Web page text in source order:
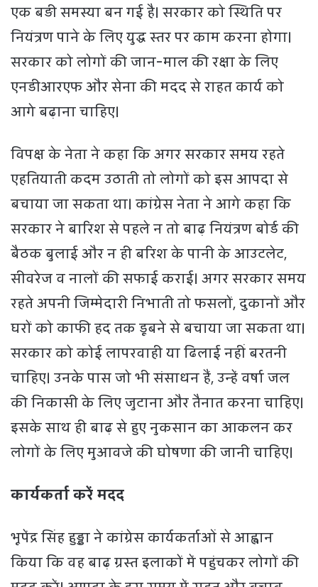
एक बड़ी समस्या बन गई है। सरकार को स्थिति पर
नियंत्रण पाने के लिए युद्ध स्तर पर काम करना होगा।
सरकार को लोगों की जान-माल की रक्षा के लिए
एनडीआरएफ और सेना की मदद से राहत कार्य को
आगे बढ़ाना चाहिए।
विपक्ष के नेता ने कहा कि अगर सरकार समय रहते
एहतियाती कदम उठाती तो लोगों को इस आपदा से
बचाया जा सकता था। कांग्रेस नेता ने आगे कहा कि
सरकार ने बारिश से पहले न तो बाढ़ नियंत्रण बोर्ड की
बैठक बुलाई और न ही बरिश के पानी के आउटलेट,
सीवरेज व नालों की सफाई कराई। अगर सरकार समय
रहते अपनी जिम्मेदारी निभाती तो फसलों, दुकानों और
घरों को काफी हद तक डूबने से बचाया जा सकता था।
सरकार को कोई लापरवाही या ढिलाई नहीं बरतनी
चाहिए। उनके पास जो भी संसाधन हैं, उन्हें वर्षा जल
की निकासी के लिए जुटाना और तैनात करना चाहिए।
इसके साथ ही बाढ़ से हुए नुकसान का आकलन कर
लोगों के लिए मुआवजे की घोषणा की जानी चाहिए।
कार्यकर्ता करें मदद
भूपेंद्र सिंह हुड्डा ने कांग्रेस कार्यकर्ताओं से आह्वान
किया कि वह बाढ़ ग्रस्त इलाकों में पहुंचकर लोगों की